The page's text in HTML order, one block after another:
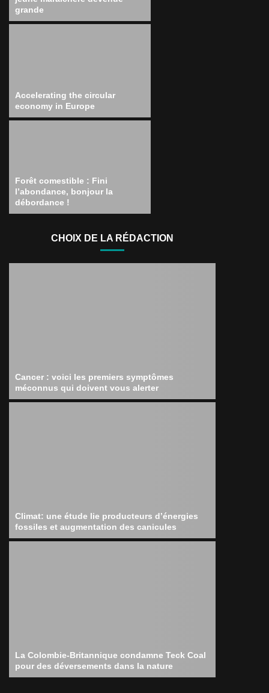
grande
Accelerating the circular
economy in Europe
Forêt comestible : Fini
l’abondance, bonjour la
débordance !
CHOIX DE LA RÉDACTION
Cancer : voici les premiers symptômes
méconnus qui doivent vous alerter
Climat: une étude lie producteurs d’énergies
fossiles et augmentation des canicules
La Colombie-Britannique condamne Teck Coal
pour des déversements dans la nature